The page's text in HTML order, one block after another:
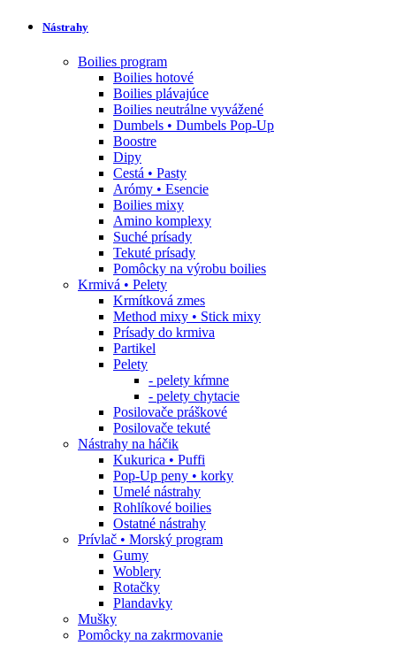
Nástrahy
Boilies program
Boilies hotové
Boilies plávajúce
Boilies neutrálne vyvážené
Dumbels • Dumbels Pop-Up
Boostre
Dipy
Cestá • Pasty
Arómy • Esencie
Boilies mixy
Amino komplexy
Suché prísady
Tekuté prísady
Pomôcky na výrobu boilies
Krmivá • Pelety
Krmítková zmes
Method mixy • Stick mixy
Prísady do krmiva
Partikel
Pelety
- pelety kŕmne
- pelety chytacie
Posilovače práškové
Posilovače tekuté
Nástrahy na háčik
Kukurica • Puffi
Pop-Up peny • korky
Umelé nástrahy
Rohlíkové boilies
Ostatné nástrahy
Prívlač • Morský program
Gumy
Woblery
Rotačky
Plandavky
Mušky
Pomôcky na zakrmovanie